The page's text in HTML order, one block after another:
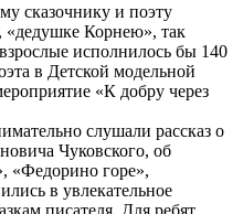
сказочнику и поэту
Корнею», так
исполнилось бы 140
в Детской модельной
«К добру через
слушали рассказ о
Чуковского, об
«Федорино горе»,
в увлекательное
писателя. Для ребят